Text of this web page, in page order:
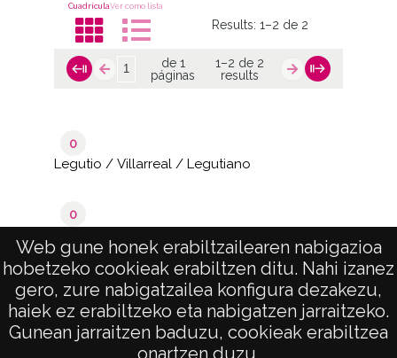
Web gune honek erabiltzailearen nabigazioa
hobetzeko cookieak erabiltzen ditu. Nahi izanez
gero, zure nabigatzailea konfigura dezakezu,
haiek ez erabiltzeko eta nabigatzen jarraitzeko.
Gunean jarraitzen baduzu, cookieak erabiltzea
onartzen duzu.
CuadrículaVer como lista
Results:1–2 de 2
de 1
páginas
1–2 de 2
results
0
Legutio / Villarreal / Legutiano
0
de 1
páginas
1–2 de 2
results